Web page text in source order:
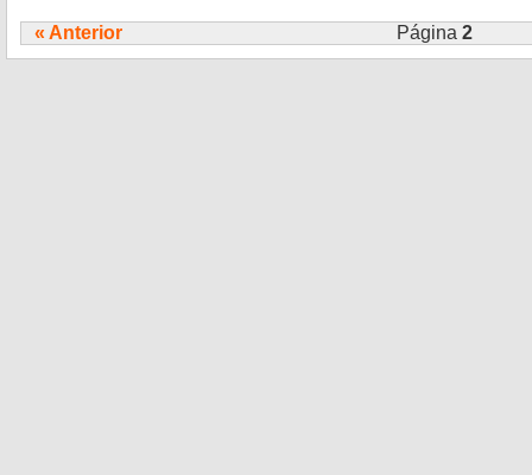
« Anterior Página2